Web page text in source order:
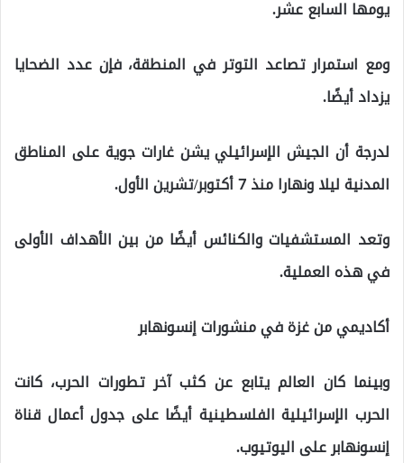
يومها السابع عشر.
ومع استمرار تصاعد التوتر في المنطقة، فإن عدد الضحايا
يزداد أيضًا.
لدرجة أن الجيش الإسرائيلي يشن غارات جوية على المناطق
المدنية ليلا ونهارا منذ 7 أكتوبر/تشرين الأول.
وتعد المستشفيات والكنائس أيضًا من بين الأهداف الأولى
في هذه العملية.
أكاديمي من غزة في منشورات إنسونهابر
وبينما كان العالم يتابع عن كثب آخر تطورات الحرب، كانت
الحرب الإسرائيلية الفلسطينية أيضًا على جدول أعمال قناة
إنسونهابر على اليوتيوب.